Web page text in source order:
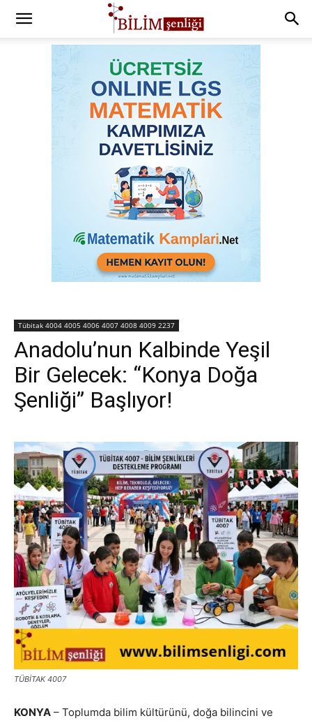
Tübitak 4004 4005 4006 4007 4008 4009 2237
Anadolu’nun Kalbinde Yeşil
Bir Gelecek: “Konya Doğa
Şenliği” Başlıyor!
TÜBİTAK 4007
KONYA – Toplumda bilim kültürünü, doğa bilincini ve